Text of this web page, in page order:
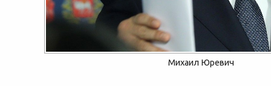
Михаил Юревич